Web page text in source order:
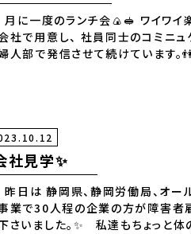
月に一度のランチ会🍙🥪 ワイワイ
社で用意し、 社員同士のコミニ
人部で発信させて続けています。
社見学✨
昨日は 静岡県、静岡労働局、オー
業で30人程の企業の方が障害者
さいました。✨ 私達もちょっと